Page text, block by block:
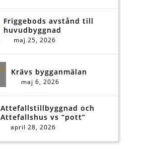
Friggebods avstånd till
huvudbyggnad
maj 25, 2026
Krävs bygganmälan
maj 6, 2026
Attefallstillbyggnad och
Attefallshus vs “pott”
april 28, 2026